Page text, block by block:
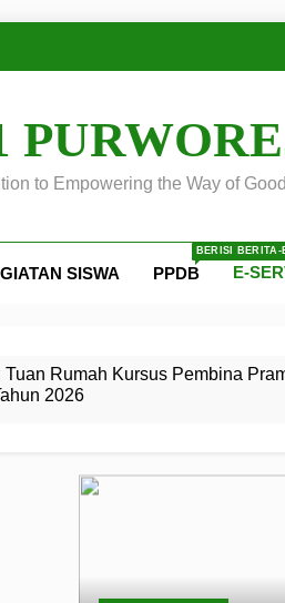
to Empowering the Way of
SISWA PPDB
BERISI
E-
Rumah Kursus Pembina
2026
Ambalan SMA Negeri 11